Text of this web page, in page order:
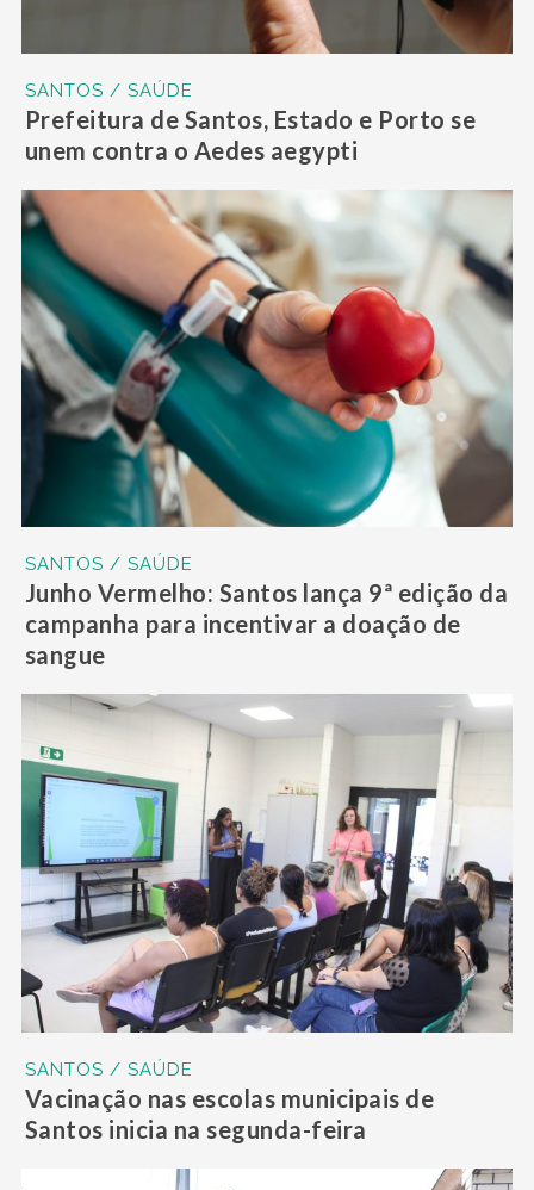
SANTOS / SAÚDE
Prefeitura de Santos, Estado e Porto se
unem contra o Aedes aegypti
SANTOS / SAÚDE
Junho Vermelho: Santos lança 9ª edição da
campanha para incentivar a doação de
sangue
SANTOS / SAÚDE
Vacinação nas escolas municipais de
Santos inicia na segunda-feira